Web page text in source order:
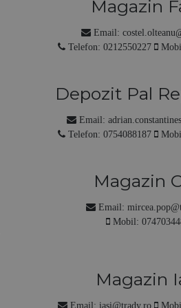
Magazin
Email:
Telefon:0212550227
Bulevardul Basarabiei Nr.256(In
Faur Poarta 4)
Depozit Pal
Email:
Telefon:0754088187
Bd. Basarabiei, Nr.256, Faur
Magazin
Email:
Mobil:
Loc. Apahida, Str. Sesului nr. 1,
Magazin
Email: iasi@trady.ro
Str. Constantin Langa Nr.